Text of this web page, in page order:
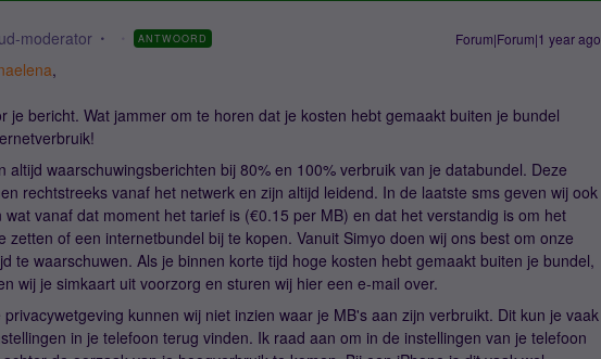
moderator ANTWOORD Forum|Forum|1 year ago
,
je bericht. Wat jammer om te horen dat je kosten hebt gemaakt buiten je bundel
altijd waarschuwingsberichten bij 80% en 100% verbruik van je databundel. Deze
rechtstreeks vanaf het netwerk en zijn altijd leidend. In de laatste sms geven wij ook
wat vanaf dat moment het tarief is (€0.15 per MB) en dat het verstandig is om het
zetten of een internetbundel bij te kopen. Vanuit Simyo doen wij ons best om onze
te waarschuwen. Als je binnen korte tijd hoge kosten hebt gemaakt buiten je bundel,
wij je simkaart uit voorzorg en sturen wij hier een e-mail over.
privacywetgeving kunnen wij niet inzien waar je MB's aan zijn verbruikt. Dit kun je vaak
in je telefoon terug vinden. Ik raad aan om in de instellingen van je telefoon